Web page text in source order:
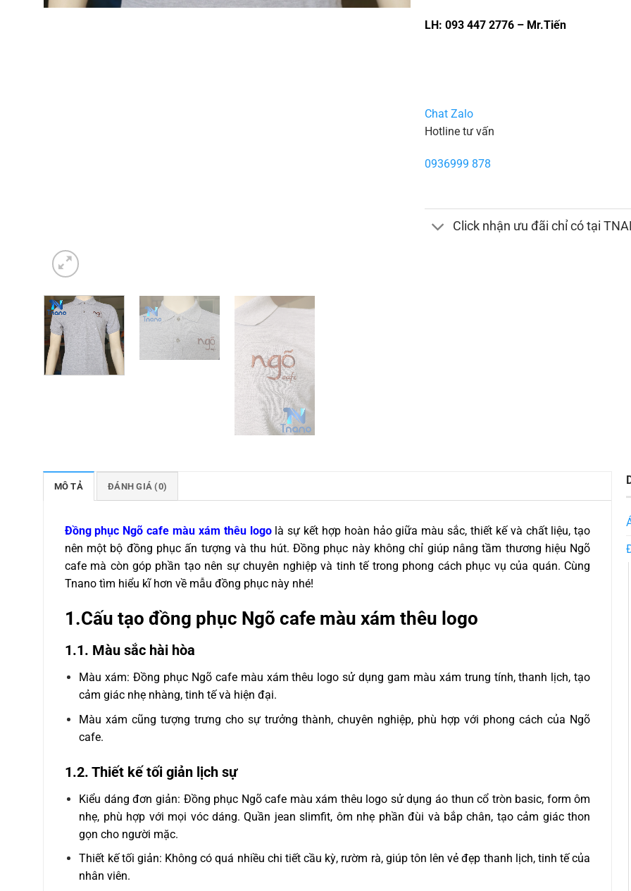
LH: 093 447 2776 – Mr.Tiến
Chat Zalo
Hotline tư vấn
0936999 878
Click nhận ưu đãi chỉ có tại
MÔ TẢ ĐÁNH GIÁ (0)
Đồng phục Ngõ cafe màu xám thêu logo là sự kết hợp hoàn hảo giữa màu sắc, thiết kế và chất liệu, tạo
nên một bộ đồng phục ấn tượng và thu hút. Đồng phục này không chỉ giúp nâng tầm thương hiệu Ngõ
cafe mà còn góp phần tạo nên sự chuyên nghiệp và tinh tế trong phong cách phục vụ của quán. Cùng
Tnano tìm hiểu kĩ hơn về mẫu đồng phục này nhé!
1.Cấu tạo đồng phục Ngõ cafe màu xám thêu logo
1.1. Màu sắc hài hòa
Màu xám: Đồng phục Ngõ cafe màu xám thêu logo sử dụng gam màu xám trung tính, thanh lịch, tạo
cảm giác nhẹ nhàng, tinh tế và hiện đại.
Màu xám cũng tượng trưng cho sự trưởng thành, chuyên nghiệp, phù hợp với phong cách của Ngõ
cafe.
1.2. Thiết kế tối giản lịch sự
Kiểu dáng đơn giản: Đồng phục Ngõ cafe màu xám thêu logo sử dụng áo thun cổ tròn basic, form ôm
nhẹ, phù hợp với mọi vóc dáng. Quần jean slimfit, ôm nhẹ phần đùi và bắp chân, tạo cảm giác thon
gọn cho người mặc.
Thiết kế tối giản: Không có quá nhiều chi tiết cầu kỳ, rườm rà, giúp tôn lên vẻ đẹp thanh lịch, tinh tế của
nhân viên.